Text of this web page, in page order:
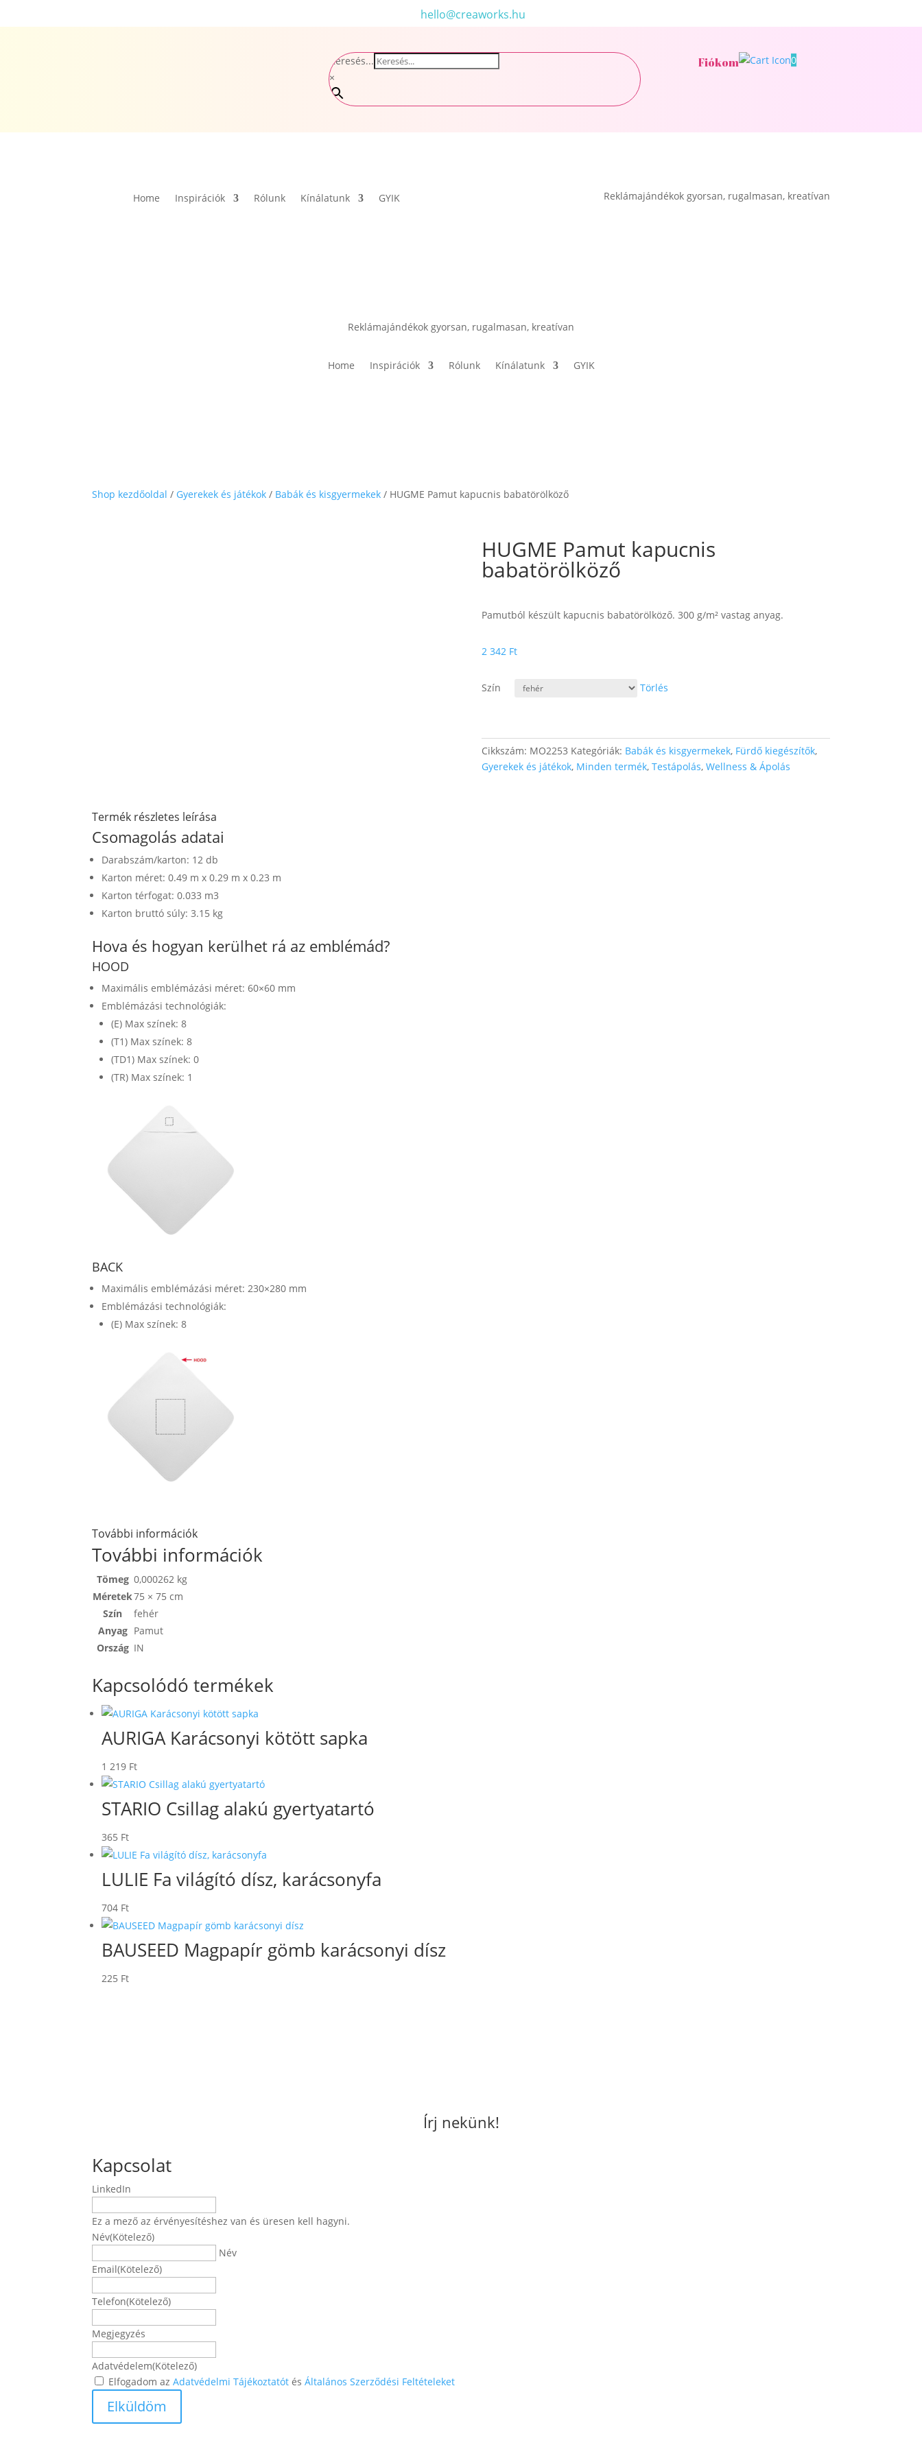
hello@creaworks.hu
Keresés...
×
Fiókom 0
Home Inspirációk Rólunk Kínálatunk GYIK Reklámajándékok gyorsan, rugalmasan, kreatívan
Reklámajándékok gyorsan, rugalmasan, kreatívan
Home Inspirációk Rólunk Kínálatunk GYIK
Shop kezdőoldal / Gyerekek és játékok / Babák és kisgyermekek / HUGME Pamut kapucnis babatörölköző
HUGME Pamut kapucnis
babatörölköző
Pamutból készült kapucnis babatörölköző. 300 g/m² vastag anyag.
2 342 Ft
Szín Törlés
Cikkszám: MO2253 Kategóriák: Babák és kisgyermekek, Fürdő kiegészítők,
Gyerekek és játékok, Minden termék, Testápolás, Wellness & Ápolás
Termék részletes leírása
Csomagolás adatai
Darabszám/karton: 12 db
Karton méret: 0.49 m x 0.29 m x 0.23 m
Karton térfogat: 0.033 m3
Karton bruttó súly: 3.15 kg
Hova és hogyan kerülhet rá az emblémád?
HOOD
Maximális emblémázási méret: 60×60 mm
Emblémázási technológiák:
(E) Max színek: 8
(T1) Max színek: 8
(TD1) Max színek: 0
(TR) Max színek: 1
BACK
Maximális emblémázási méret: 230×280 mm
Emblémázási technológiák:
(E) Max színek: 8
További információk
További információk
Tömeg 0,000262 kg
Méretek75 × 75 cm
Szín
fehér
Anyag Pamut
Ország IN
Kapcsolódó termékek
AURIGA Karácsonyi kötött sapka
1 219 Ft
STARIO Csillag alakú gyertyatartó
365 Ft
LULIE Fa világító dísz, karácsonyfa
704 Ft
BAUSEED Magpapír gömb karácsonyi dísz
225 Ft
Írj nekünk!
Kapcsolat
LinkedIn
Ez a mező az érvényesítéshez van és üresen kell hagyni.
Név(Kötelező)
Név
Email(Kötelező)
Telefon(Kötelező)
Megjegyzés
Adatvédelem(Kötelező)
Elfogadom azAdatvédelmi Tájékoztatót ésÁltalános Szerződési Feltételeket